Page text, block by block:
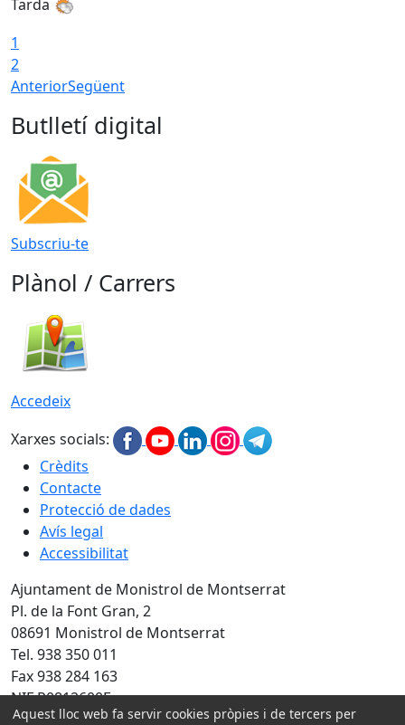
Tarda
1
2
AnteriorSegüent
Butlletí digital
Subscriu-te
Plànol / Carrers
Accedeix
Xarxes socials:
Crèdits
Contacte
Protecció de dades
Avís legal
Accessibilitat
Ajuntament de Monistrol de Montserrat
Pl. de la Font Gran, 2
08691 Monistrol de Montserrat
Tel. 938 350 011
Fax 938 284 163
NIF P0812600E
Aquest lloc web fa servir cookies pròpies i de tercers per